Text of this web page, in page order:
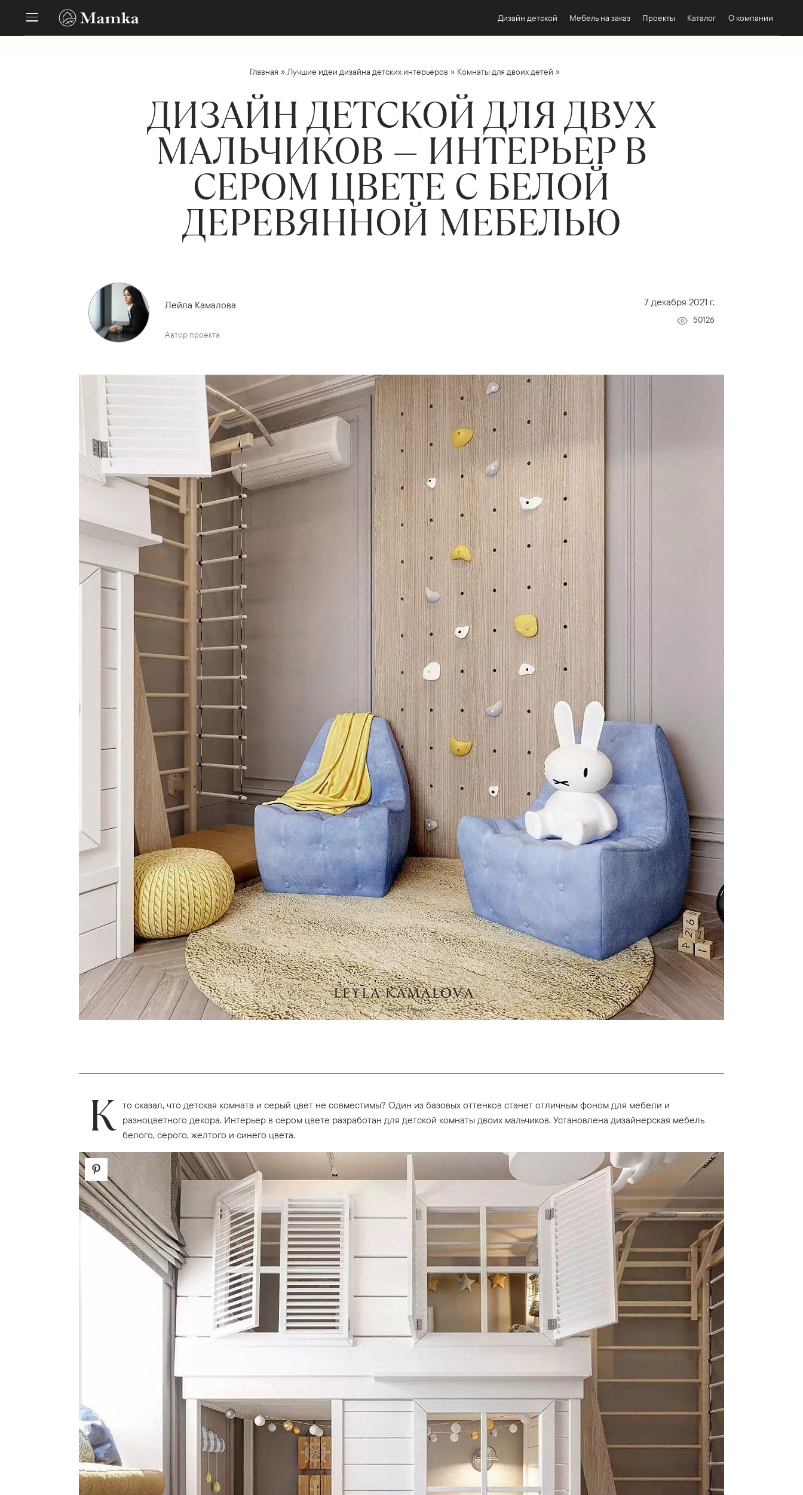
Дизайн детской Мебель на заказ Проекты Каталог О компании
Главная »Лучшие идеи дизайна детских интерьеров » Комнаты для двоих детей »
ДИЗАЙН ДЕТСКОЙ ДЛЯ ДВУХ
МАЛЬЧИКОВ — ИНТЕРЬЕР В
СЕРОМ ЦВЕТЕ С БЕЛОЙ
ДЕРЕВЯННОЙ МЕБЕЛЬЮ
Лейла Камалова
Автор проекта
7 декабря 2021 г.
50126
К то сказал, что детская комната и серый цвет не совместимы? Один из базовых оттенков станет отличным фоном для мебели и
разноцветного декора. Интерьер в сером цвете разработан для детской комнаты двоих мальчиков. Установлена дизайнерская мебель
белого, серого, желтого и синего цвета.